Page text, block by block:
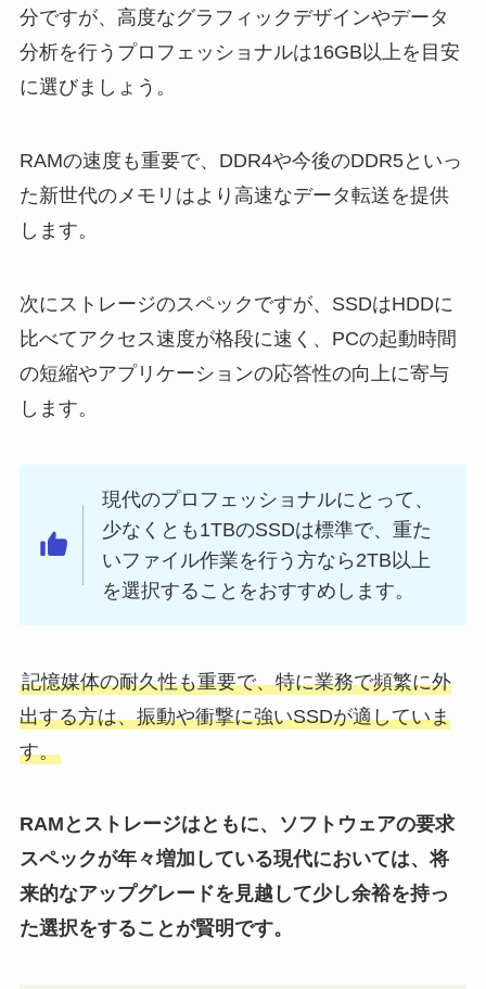
分ですが、高度なグラフィックデザインやデータ
分析を行うプロフェッショナルは16GB以上を目安
に選びましょう。
RAMの速度も重要で、DDR4や今後のDDR5といっ
た新世代のメモリはより高速なデータ転送を提供
します。
次にストレージのスペックですが、SSDはHDDに
比べてアクセス速度が格段に速く、PCの起動時間
の短縮やアプリケーションの応答性の向上に寄与
します。
現代のプロフェッショナルにとって、
少なくとも1TBのSSDは標準で、重た
いファイル作業を行う方なら2TB以上
を選択することをおすすめします。
記憶媒体の耐久性も重要で、特に業務で頻繁に外
出する方は、振動や衝撃に強いSSDが適していま
す。
RAMとストレージはともに、ソフトウェアの要求
スペックが年々増加している現代においては、将
来的なアップグレードを見越して少し余裕を持っ
た選択をすることが賢明です。